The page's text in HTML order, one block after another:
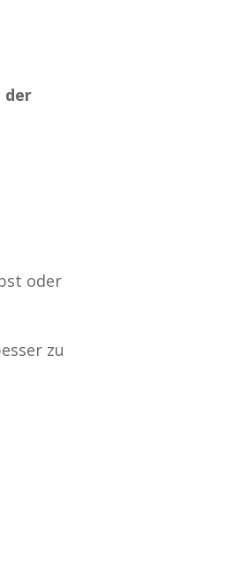
der
oder
zu